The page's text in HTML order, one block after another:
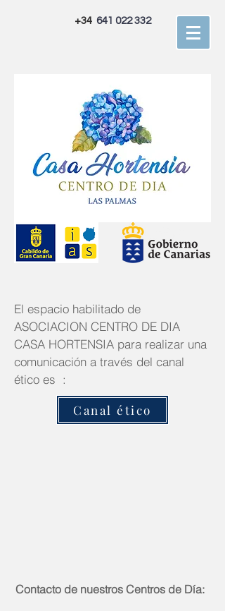
+34 641 022 332
El espacio habilitado de
ASOCIACION CENTRO DE DIA
CASA HORTENSIA para realizar una
comunicación a través del canal
ético es :
Canal ético
Contacto de nuestros Centros de Día: